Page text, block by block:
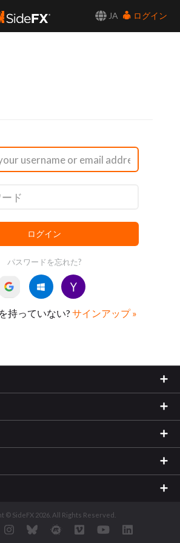
JA
ログイン
パスワードを忘れた?
持っていない? サインアップ »
© SideFX 2026. All Rights Reserved.